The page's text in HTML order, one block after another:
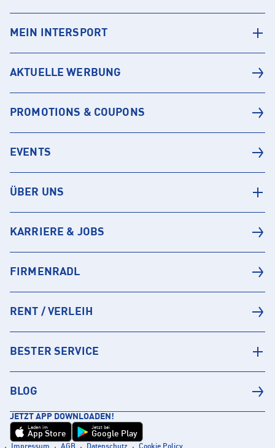
MEIN INTERSPORT
AKTUELLE WERBUNG
PROMOTIONS & COUPONS
EVENTS
ÜBER UNS
KARRIERE & JOBS
FIRMENRADL
RENT / VERLEIH
BESTER SERVICE
BLOG
JETZT APP DOWNLOADEN!
Laden im
App Store
Jetzt bei
Google Play